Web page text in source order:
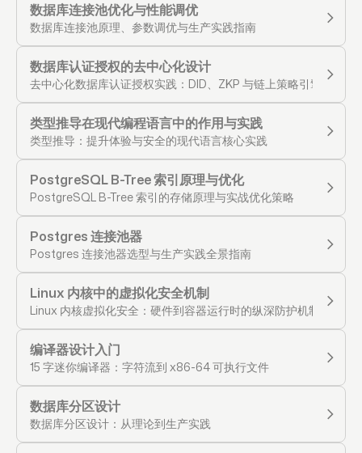
数据库连接池优化与性能调优
数据库连接池原理、参数调优与生产实践指南
数据库认证授权的去中心化设计
去中心化数据库认证授权实践：DID、ZKP 与链上策略引擎
类型推导在现代编程语言中的作用与实践
类型推导：提升体验与安全的现代语言核心实践
PostgreSQL B-Tree 索引原理与优化
PostgreSQL B-Tree 索引的存储原理与实战优化策略
Postgres 连接池器
Postgres 连接池器选型与生产实践全景指南
Linux 内核中的虚拟化安全机制
Linux 内核虚拟化安全：硬件到容器运行时的纵深防护机制
编译器设计入门
15 字迷你编译器：字符流到 x86-64 可执行文件
数据库分区设计
数据库分区设计：从理论到生产实践